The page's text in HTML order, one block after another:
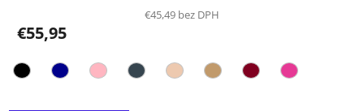
€45,49 bez DPH
€55,95